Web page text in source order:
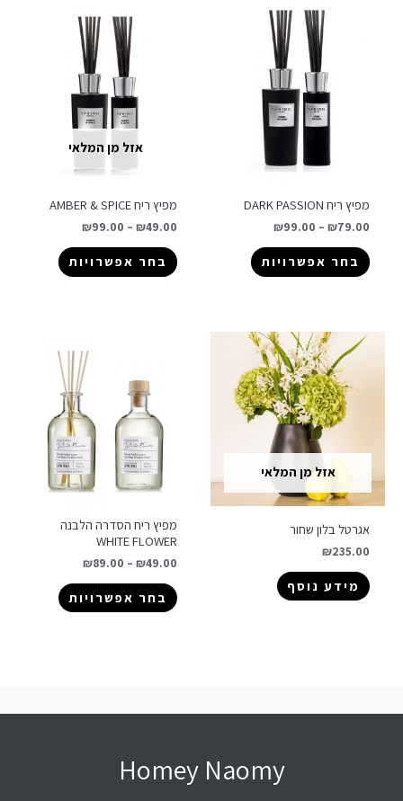
מפיץ ריח DARK PASSION
₪79.00
–
₪99.00
בחר אפשרויות
אזל מן המלאי
מפיץ ריח AMBER & SPICE
₪49.00
–
₪99.00
בחר אפשרויות
אזל מן המלאי
אגרטל בלון שחור
₪235.00
מידע נוסף
מפיץ ריח הסדרה הלבנה
WHITE FLOWER
₪49.00
–
₪89.00
בחר אפשרויות
Homey Naomy